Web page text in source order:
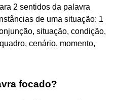
2 sentidos da palavra
de uma situação: 1
situação, condição,
cenário, momento,
focado?